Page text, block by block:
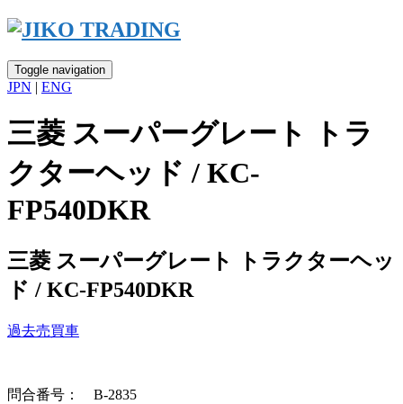
Skip
content
Toggle navigation
JPN | ENG
三菱 スーパーグレート トラ
クターヘッド / KC-
FP540DKR
三菱 スーパーグレート トラクターヘッ
ド / KC-FP540DKR
過去売買車
問合番号： B-2835